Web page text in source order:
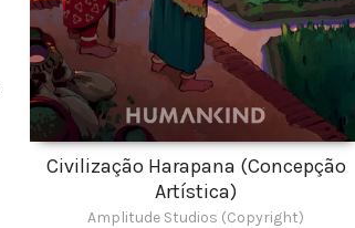
Civilização Harapana (Concepção
Artística)
Amplitude Studios (Copyright)